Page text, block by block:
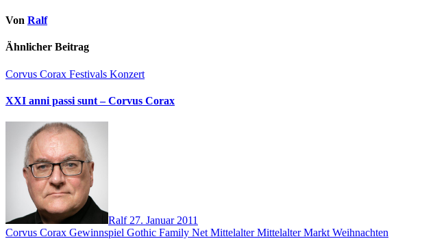
Von Ralf
Ähnlicher Beitrag
Corvus Corax Festivals Konzert
XXI anni passi sunt – Corvus Corax
Ralf 27. Januar 2011
Corvus Corax Gewinnspiel Gothic Family Net MittelalterMittelalter Markt Weihnachten